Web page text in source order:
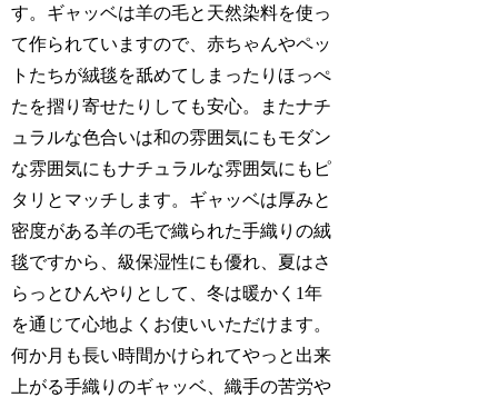
す。ギャッベは羊の毛と天然染料を使っ
て作られていますので、赤ちゃんやペッ
トたちが絨毯を舐めてしまったりほっぺ
たを摺り寄せたりしても安心。またナチ
ュラルな色合いは和の雰囲気にもモダン
な雰囲気にもナチュラルな雰囲気にもピ
タリとマッチします。ギャッベは厚みと
密度がある羊の毛で織られた手織りの絨
毯ですから、級保湿性にも優れ、夏はさ
らっとひんやりとして、冬は暖かく1年
を通じて心地よくお使いいただけます。
何か月も長い時間かけられてやっと出来
上がる手織りのギャッベ、織手の苦労や